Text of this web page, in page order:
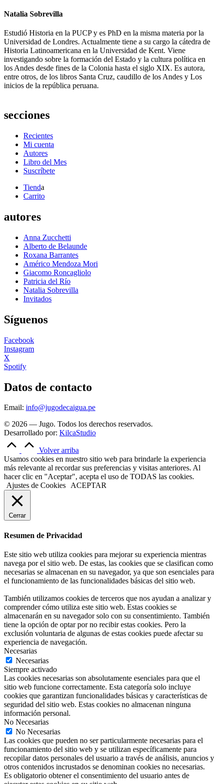
Natalia Sobrevilla
Estudió Historia en la PUCP y es PhD en la misma materia por la
Universidad de Londres. Actualmente tiene a su cargo la cátedra de
Historia Latinoamericana en la Universidad de Kent. Viene
investigando sobre la formación del Estado y la cultura política en
los Andes desde fines de la Colonia hasta el siglo XIX. Es autora,
entre otros, de los libros Santa Cruz, caudillo de los Andes y Los
inicios de la república peruana.
secciones
Recientes
Mi cuenta
Autores
Libro del Mes
Suscríbete
Tienda
Carrito
autores
Anna Zucchetti
Alberto de Belaunde
Roxana Barrantes
Américo Mendoza Mori
Giacomo Roncagliolo
Patricia del Río
Natalia Sobrevilla
Invitados
Síguenos
Facebook
Instagram
X
Spotify
Datos de contacto
Email: info@jugodecaigua.pe
© 2026 — Jugo. Todos los derechos reservados.
Desarrollado por: KilcaStudio
Volver arriba
Usamos cookies en nuestro sitio web para brindarle la experiencia
más relevante al recordar sus preferencias y visitas anteriores. Al
hacer clic en "Aceptar", acepta el uso de TODAS las cookies.
Ajustes de Cookies ACEPTAR
Cerrar
Resumen de Privacidad
Este sitio web utiliza cookies para mejorar su experiencia mientras
navega por el sitio web. De estas, las cookies que se clasifican como
necesarias se almacenan en su navegador, ya que son esenciales para
el funcionamiento de las funcionalidades básicas del sitio web.
También utilizamos cookies de terceros que nos ayudan a analizar y
comprender cómo utiliza este sitio web. Estas cookies se
almacenarán en su navegador solo con su consentimiento. También
tiene la opción de optar por no recibir estas cookies. Pero la
exclusión voluntaria de algunas de estas cookies puede afectar su
experiencia de navegación.
Necesarias
Necesarias
Siempre activado
Las cookies necesarias son absolutamente esenciales para que el
sitio web funcione correctamente. Esta categoría solo incluye
cookies que garantizan funcionalidades básicas y características de
seguridad del sitio web. Estas cookies no almacenan ninguna
información personal.
No Necesarias
No Necesarias
Las cookies que pueden no ser particularmente necesarias para el
funcionamiento del sitio web y se utilizan específicamente para
recopilar datos personales del usuario a través de análisis, anuncios y
otros contenidos incrustados se denominan cookies no necesarias.
Es obligatorio obtener el consentimiento del usuario antes de